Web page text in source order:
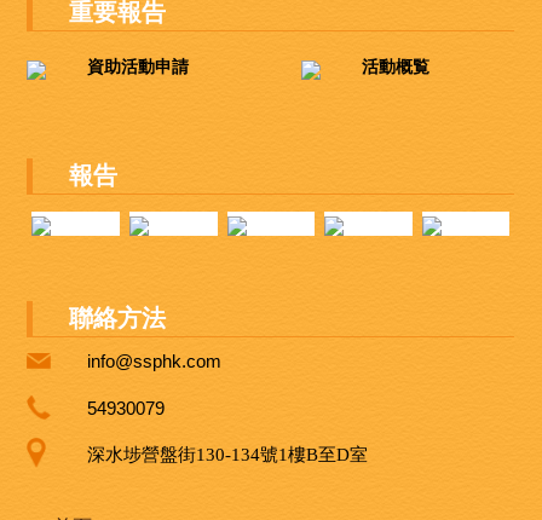
重要報告
資助活動申請 活動概覧
報告
聯絡方法
info@ssphk.com
54930079
深水埗營盤街130-134號1樓B至D室